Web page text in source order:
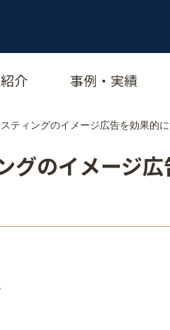
介 事例・実績
ティングのイメージ広告を効果的に
グのイメージ